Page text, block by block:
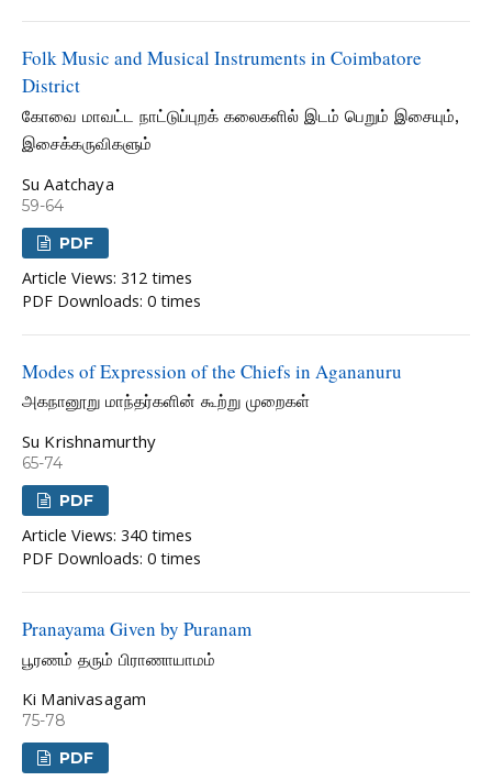
Folk Music and Musical Instruments in Coimbatore
District
கோவை மாவட்ட நாட்டுப்புறக் கலைகளில் இடம் பெறும் இசையும்,
இசைக்கருவிகளும்
Su Aatchaya
59-64
PDF
Article Views: 312 times
PDF Downloads: 0 times
Modes of Expression of the Chiefs in Agananuru
அகநானூறு மாந்தர்களின் கூற்று முறைகள்
Su Krishnamurthy
65-74
PDF
Article Views: 340 times
PDF Downloads: 0 times
Pranayama Given by Puranam
பூரணம் தரும் பிராணாயாமம்
Ki Manivasagam
75-78
PDF